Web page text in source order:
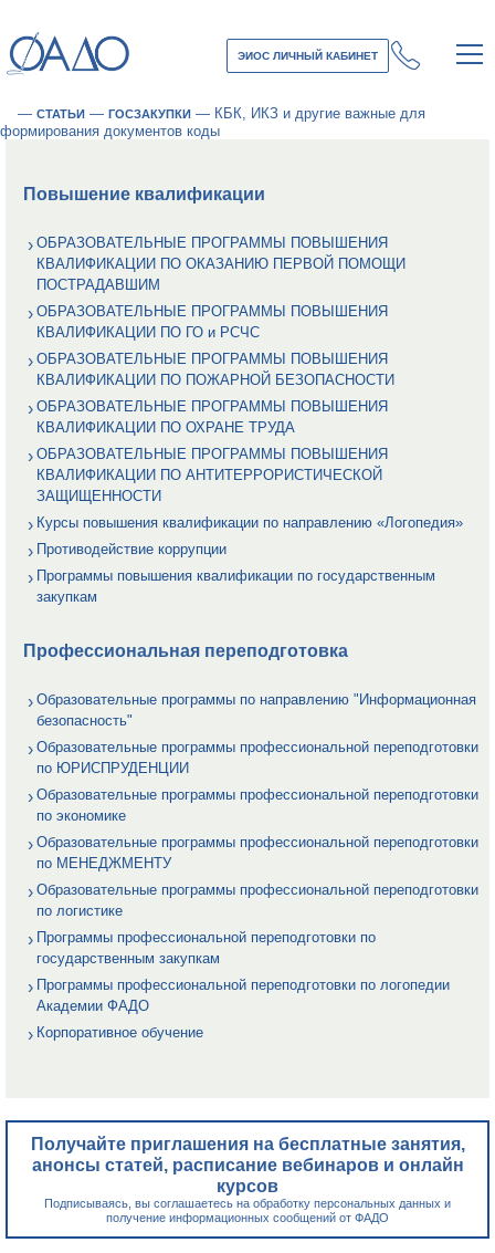
ЭИОС ЛИЧНЫЙ КАБИНЕТ
— СТАТЬИ — ГОСЗАКУПКИ — КБК, ИКЗ и другие важные для
формирования документов коды
Повышение квалификации
ОБРАЗОВАТЕЛЬНЫЕ ПРОГРАММЫ ПОВЫШЕНИЯ
КВАЛИФИКАЦИИ ПО ОКАЗАНИЮ ПЕРВОЙ ПОМОЩИ
ПОСТРАДАВШИМ
ОБРАЗОВАТЕЛЬНЫЕ ПРОГРАММЫ ПОВЫШЕНИЯ
КВАЛИФИКАЦИИ ПО ГО и РСЧС
ОБРАЗОВАТЕЛЬНЫЕ ПРОГРАММЫ ПОВЫШЕНИЯ
КВАЛИФИКАЦИИ ПО ПОЖАРНОЙ БЕЗОПАСНОСТИ
ОБРАЗОВАТЕЛЬНЫЕ ПРОГРАММЫ ПОВЫШЕНИЯ
КВАЛИФИКАЦИИ ПО ОХРАНЕ ТРУДА
ОБРАЗОВАТЕЛЬНЫЕ ПРОГРАММЫ ПОВЫШЕНИЯ
КВАЛИФИКАЦИИ ПО АНТИТЕРРОРИСТИЧЕСКОЙ
ЗАЩИЩЕННОСТИ
Курсы повышения квалификации по направлению «Логопедия»
Противодействие коррупции
Программы повышения квалификации по государственным
закупкам
Профессиональная переподготовка
Образовательные программы по направлению "Информационная
безопасность"
Образовательные программы профессиональной переподготовки
по ЮРИСПРУДЕНЦИИ
Образовательные программы профессиональной переподготовки
по экономике
Образовательные программы профессиональной переподготовки
по МЕНЕДЖМЕНТУ
Образовательные программы профессиональной переподготовки
по логистике
Программы профессиональной переподготовки по
государственным закупкам
Программы профессиональной переподготовки по логопедии
Академии ФАДО
Корпоративное обучение
Получайте приглашения на бесплатные занятия,
анонсы статей, расписание вебинаров и онлайн
курсов
Подписываясь, вы соглашаетесь на обработку персональных данных и
получение информационных сообщений от ФАДО